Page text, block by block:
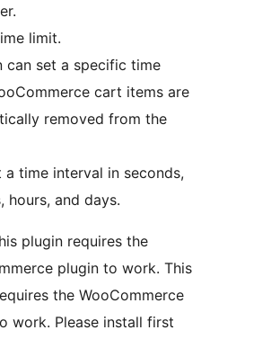
limit.
can set a specific time
cart items are
removed from the
a time interval in seconds,
hours, and days.
plugin requires the
plugin to work. This
the WooCommerce
work. Please install first